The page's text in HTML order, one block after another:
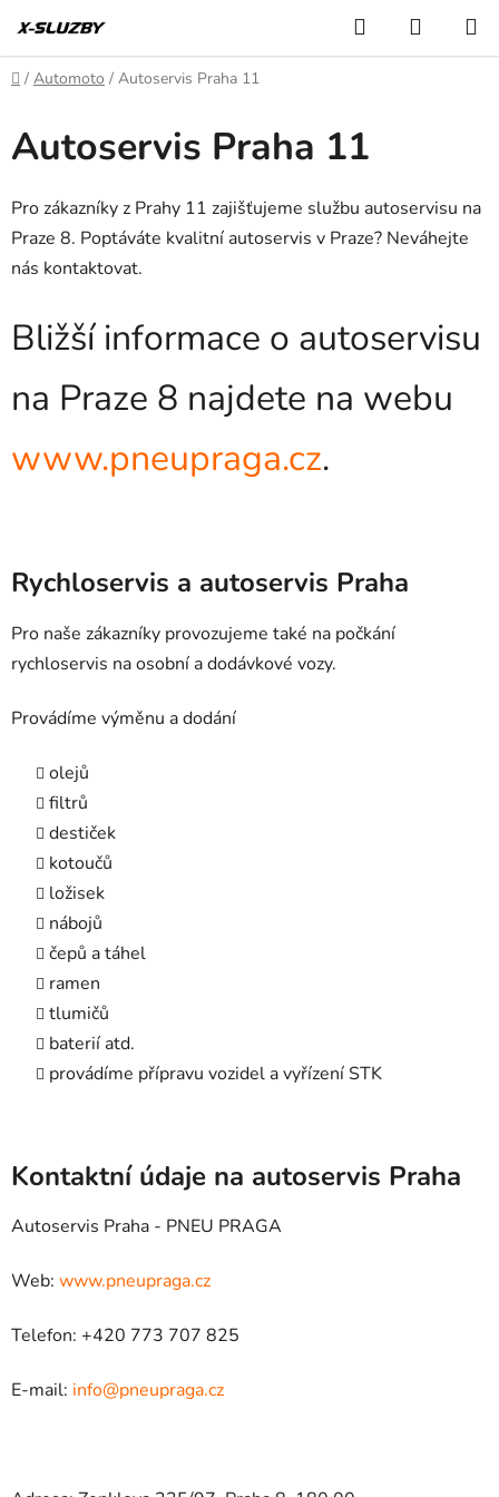
na
obsah
Hledat
KOŠÍK
Domů
/ Automoto / Autoservis Praha 11
Autoservis Praha 11
Pro zákazníky z Prahy 11 zajišťujeme službu autoservisu na
Praze 8. Poptáváte kvalitní autoservis v Praze? Neváhejte
nás kontaktovat.
Bližší informace o autoservisu
na Praze 8 najdete na webu
www.pneupraga.cz.
Rychloservis a autoservis Praha
Pro naše zákazníky provozujeme také na počkání
rychloservis na osobní a dodávkové vozy.
Provádíme výměnu a dodání
olejů
filtrů
destiček
kotoučů
ložisek
nábojů
čepů a táhel
ramen
tlumičů
baterií atd.
provádíme přípravu vozidel a vyřízení STK
Kontaktní údaje na autoservis Praha
Autoservis Praha - PNEU PRAGA
Web: www.pneupraga.cz
Telefon: +420 773 707 825
E-mail: info@pneupraga.cz